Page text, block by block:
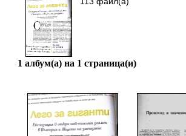
1 албум(а) на 1 страница(и)